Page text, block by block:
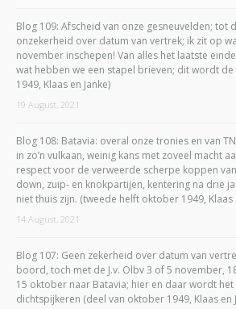
Blog 109: Afscheid van onze gesneuvelden; tot
onzekerheid over datum van vertrek; ik zit op
november inschepen! Van alles het laatste
wat hebben we een stapel brieven; dit wordt
1949, Klaas en Janke)
19 August, 2021
Blog 108: Batavia: overal onze tronies en van
in zo’n vulkaan, weinig kans met zoveel macht
respect voor de verweerde scherpe koppen
down, zuip- en knokpartijen, kentering na drie
niet thuis zijn. (tweede helft oktober 1949, Klaas
14 August, 2021
Blog 107: Geen zekerheid over datum van
boord, toch met de J.v. Olbv 3 of 5 november,
15 oktober naar Batavia; hier en daar wordt
dichtspijkeren (deel van oktober 1949, Klaas en